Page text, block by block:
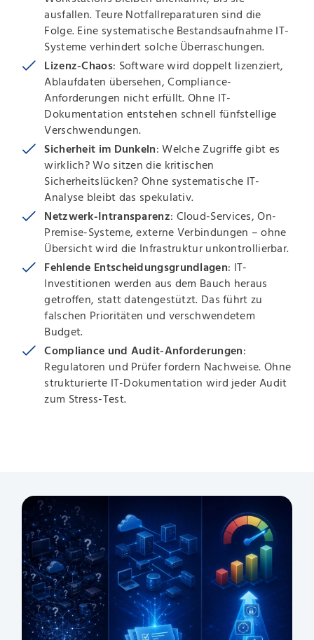
ausfallen. Teure Notfallreparaturen sind die
Folge. Eine systematische Bestandsaufnahme IT-
Systeme verhindert solche Überraschungen.
Lizenz-Chaos: Software wird doppelt lizenziert,
Ablaufdaten übersehen, Compliance-
Anforderungen nicht erfüllt. Ohne IT-
Dokumentation entstehen schnell fünfstellige
Verschwendungen.
Sicherheit im Dunkeln: Welche Zugriffe gibt es
wirklich? Wo sitzen die kritischen
Sicherheitslücken? Ohne systematische IT-
Analyse bleibt das spekulativ.
Netzwerk-Intransparenz: Cloud-Services, On-
Premise-Systeme, externe Verbindungen – ohne
Übersicht wird die Infrastruktur unkontrollierbar.
Fehlende Entscheidungsgrundlagen: IT-
Investitionen werden aus dem Bauch heraus
getroffen, statt datengestützt. Das führt zu
falschen Prioritäten und verschwendetem
Budget.
Compliance und Audit-Anforderungen:
Regulatoren und Prüfer fordern Nachweise. Ohne
strukturierte IT-Dokumentation wird jeder Audit
zum Stress-Test.